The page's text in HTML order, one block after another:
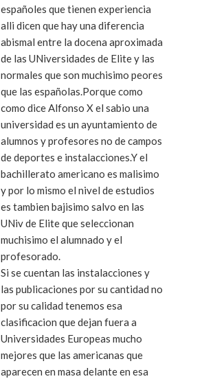
españoles que tienen experiencia
alli dicen que hay una diferencia
abismal entre la docena aproximada
de las UNiversidades de Elite y las
normales que son muchisimo peores
que las españolas.Porque como
como dice Alfonso X el sabio una
universidad es un ayuntamiento de
alumnos y profesores no de campos
de deportes e instalacciones.Y el
bachillerato americano es malisimo
y por lo mismo el nivel de estudios
es tambien bajisimo salvo en las
UNiv de Elite que seleccionan
muchisimo el alumnado y el
profesorado.
Si se cuentan las instalacciones y
las publicaciones por su cantidad no
por su calidad tenemos esa
clasificacion que dejan fuera a
Universidades Europeas mucho
mejores que las americanas que
aparecen en masa delante en esa